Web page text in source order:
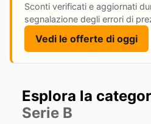
Sconti verificati e aggiornati
segnalazione degli errori di
Vedi le offerte di oggi
Esplora la
Serie B